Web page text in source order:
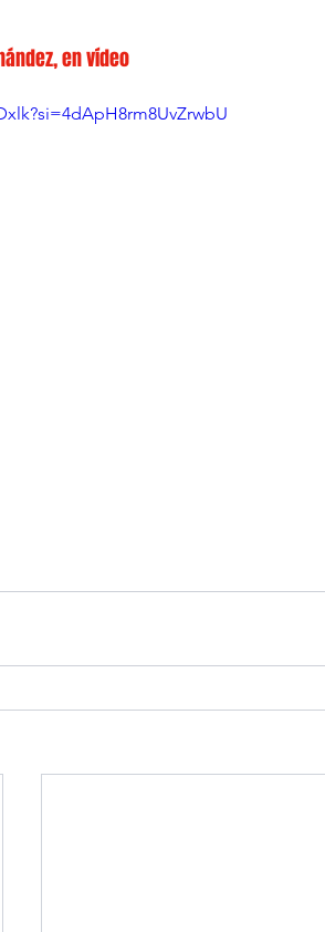
en vídeo